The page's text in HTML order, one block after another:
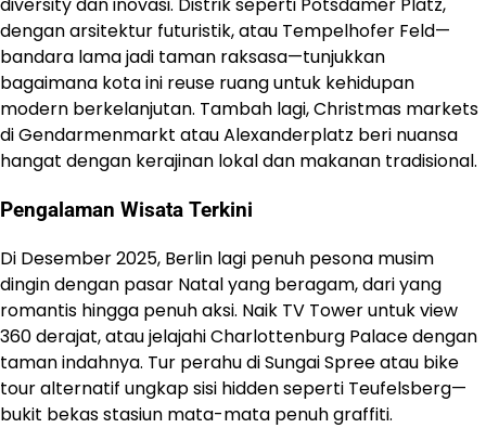
dengan arsitektur futuristik, atau Tempelhofer Feld—
bandara lama jadi taman raksasa—tunjukkan
bagaimana kota ini reuse ruang untuk kehidupan
modern berkelanjutan. Tambah lagi, Christmas markets
di Gendarmenmarkt atau Alexanderplatz beri nuansa
hangat dengan kerajinan lokal dan makanan tradisional.
Pengalaman Wisata Terkini
Di Desember 2025, Berlin lagi penuh pesona musim
dingin dengan pasar Natal yang beragam, dari yang
romantis hingga penuh aksi. Naik TV Tower untuk view
360 derajat, atau jelajahi Charlottenburg Palace dengan
taman indahnya. Tur perahu di Sungai Spree atau bike
tour alternatif ungkap sisi hidden seperti Teufelsberg—
bukit bekas stasiun mata-mata penuh graffiti.